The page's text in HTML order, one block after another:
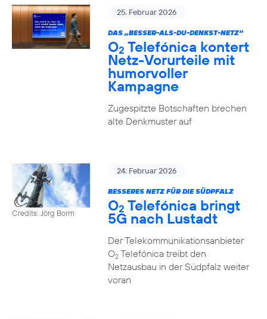
25. Februar 2026
DAS „BESSER-ALS-DU-DENKST-NETZ“
O2 Telefónica kontert
Netz-Vorurteile mit
humorvoller
Kampagne
Zugespitzte Botschaften brechen
alte Denkmuster auf
Credits: Jörg Borm
24. Februar 2026
BESSERES NETZ FÜR DIE SÜDPFALZ
O2 Telefónica bringt
5G nach Lustadt
Der Telekommunikationsanbieter
O2Telefónica treibt den
Netzausbau in der Südpfalz weiter
voran